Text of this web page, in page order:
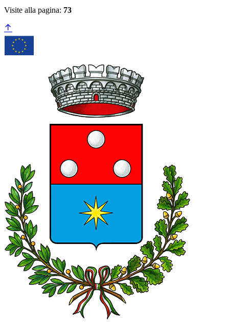
Visite alla pagina: 73